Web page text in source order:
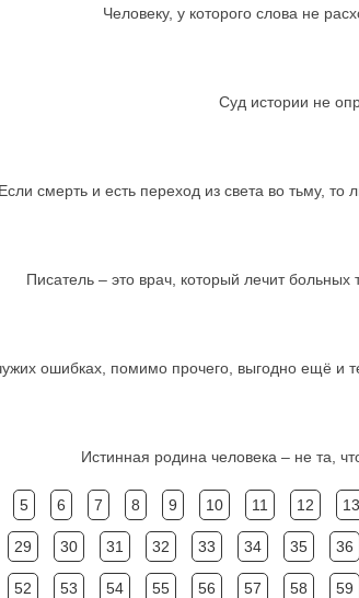
Человеку, у которого слова не
Суд истории не
Если смерть и есть переход из света во тьму,
Писатель – это врач, который лечит
ошибках, помимо прочего, выгодно ещё и
Истинная родина человека – не та,
5 6 7 8 9 10 11 12 13
29 30 31 32 33 34 35 36
52 53 54 55 56 57 58 59